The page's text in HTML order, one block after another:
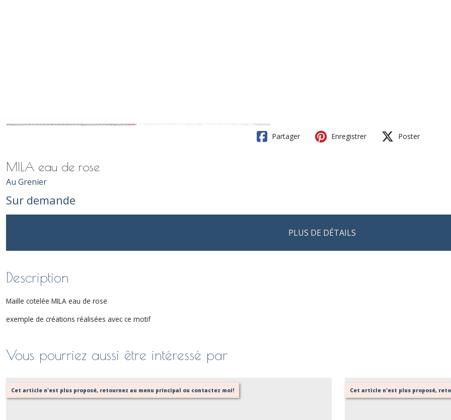
Partager Enregistrer Poster
MILA eau de rose
Au Grenier
Sur demande
PLUS DE DÉTAILS
Description
Maille cotelée MILA eau de rose
exemple de créations réalisées avec ce motif
Vous pourriez aussi être intéressé par
Cet article n'est plus proposé, retournez au menu principal ou contactez moi! Cet article n'est plus proposé,